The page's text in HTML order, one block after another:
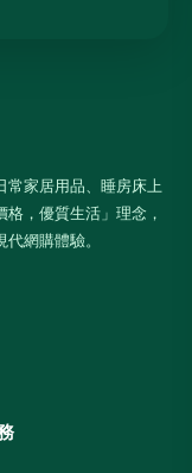
常家居用品、睡房床上
，優質生活」理念，
網購體驗。